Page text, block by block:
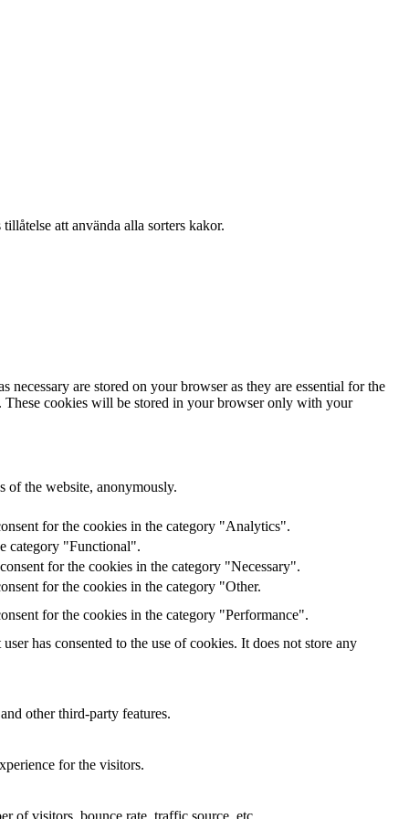
att använda alla sorters kakor.
are stored on your browser as they are essential for the
These cookies will be stored in your browser only with your
of the website, anonymously.
for the cookies in the category "Analytics".
category "Functional".
for the cookies in the category "Necessary".
for the cookies in the category "Other.
for the cookies in the category "Performance".
has consented to the use of cookies. It does not store any
other third-party features.
for the visitors.